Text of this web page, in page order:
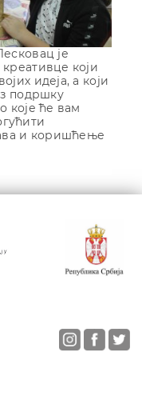
jе
креативце коjи
идеjа, а који
подршку
које ће вам
и коришћење